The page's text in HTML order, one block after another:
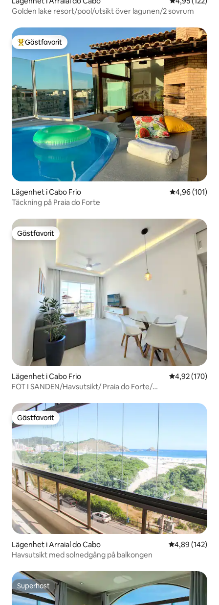
Golden lake resort/pool/utsikt över lagunen/2 sovrum
Populär gästfavorit
Gästfavorit
Lägenhet i Cabo Frio 4,96 av 5 i
4,96 (101)
Täckning på Praia do Forte
Gästfavorit
Gästfavorit
Lägenhet i Cabo Frio 4,92 av 5 i
4,92 (170)
FOT I SANDEN/Havsutsikt/ Praia do Forte/
Gästfavorit
Gästfavorit
Lägenhet i Arraial do Cabo 4,89 av 5 i
4,89 (142)
Havsutsikt med solnedgång på balkongen
Superhost
Superhost